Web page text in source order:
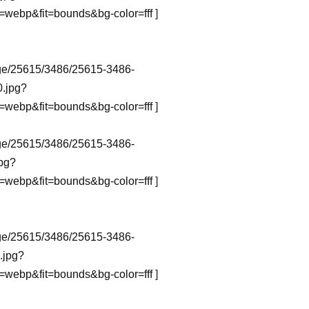
color=fff]
25615/3486/25615-3486-
color=fff]
25615/3486/25615-3486-
color=fff]
25615/3486/25615-3486-
color=fff]